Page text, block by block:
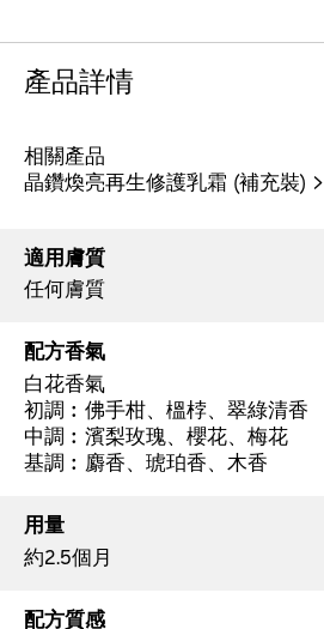
產品詳情
相關產品
晶鑽煥亮再生修護乳霜 (補充裝) >
適用膚質
任何膚質
配方香氣
白花香氣
初調︰佛手柑、榲桲、翠綠清香
中調︰濱梨玫瑰、櫻花、梅花
基調︰麝香、琥珀香、木香
用量
約2.5個月
配方質感